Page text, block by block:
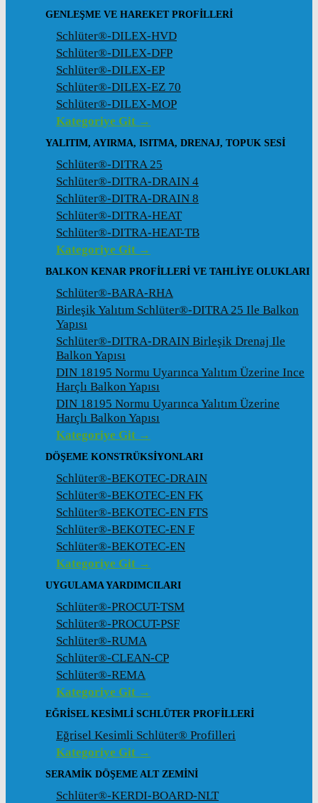
GENLEŞME VE HAREKET PROFILLERI
Schlüter®-DILEX-HVD
Schlüter®-DILEX-DFP
Schlüter®-DILEX-EP
Schlüter®-DILEX-EZ 70
Schlüter®-DILEX-MOP
Kategoriye Git →
YALITIM, AYIRMA, ISITMA, DRENAJ, TOPUK SESI
Schlüter®-DITRA 25
Schlüter®-DITRA-DRAIN 4
Schlüter®-DITRA-DRAIN 8
Schlüter®-DITRA-HEAT
Schlüter®-DITRA-HEAT-TB
Kategoriye Git →
BALKON KENAR PROFILLERI VE TAHLIYE OLUKLARI
Schlüter®-BARA-RHA
Birleşik Yalıtım Schlüter®-DITRA 25 Ile Balkon
Yapısı
Schlüter®-DITRA-DRAIN Birleşik Drenaj Ile
Balkon Yapısı
DIN 18195 Normu Uyarınca Yalıtım Üzerine Ince
Harçlı Balkon Yapısı
DIN 18195 Normu Uyarınca Yalıtım Üzerine
Harçlı Balkon Yapısı
Kategoriye Git →
DÖŞEME KONSTRÜKSIYONLARI
Schlüter®-BEKOTEC-DRAIN
Schlüter®-BEKOTEC-EN FK
Schlüter®-BEKOTEC-EN FTS
Schlüter®-BEKOTEC-EN F
Schlüter®-BEKOTEC-EN
Kategoriye Git →
UYGULAMA YARDIMCILARI
Schlüter®-PROCUT-TSM
Schlüter®-PROCUT-PSF
Schlüter®-RUMA
Schlüter®-CLEAN-CP
Schlüter®-REMA
Kategoriye Git →
EĞRISEL KESIMLI SCHLÜTER PROFILLERI
Eğrisel Kesimli Schlüter® Profilleri
Kategoriye Git →
SERAMIK DÖŞEME ALT ZEMINI
Schlüter®-KERDI-BOARD-NLT